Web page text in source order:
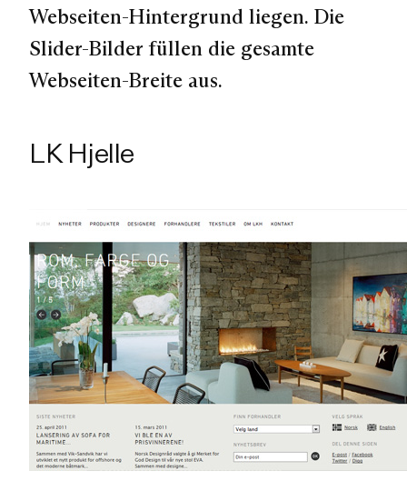
Webseiten-Hintergrund liegen. Die
Slider-Bilder füllen die gesamte
Webseiten-Breite aus.
LK Hjelle